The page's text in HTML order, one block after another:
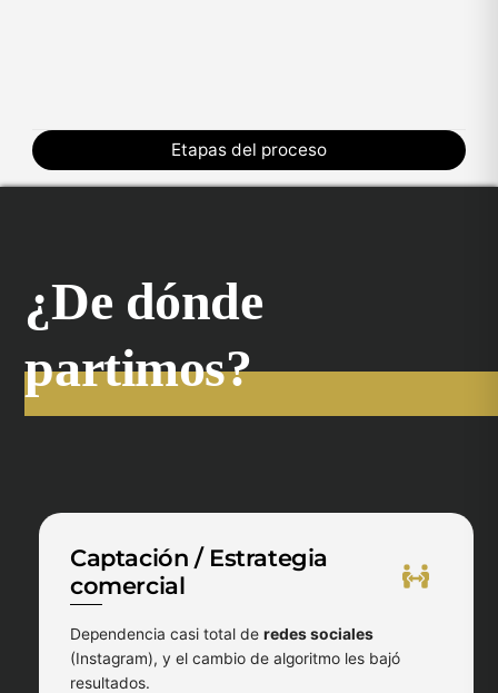
Etapas del proceso
¿De dónde
partimos?
Captación / Estrategia
comercial
Dependencia casi total deredes sociales
(Instagram), y el cambio de algoritmo les bajó
resultados.